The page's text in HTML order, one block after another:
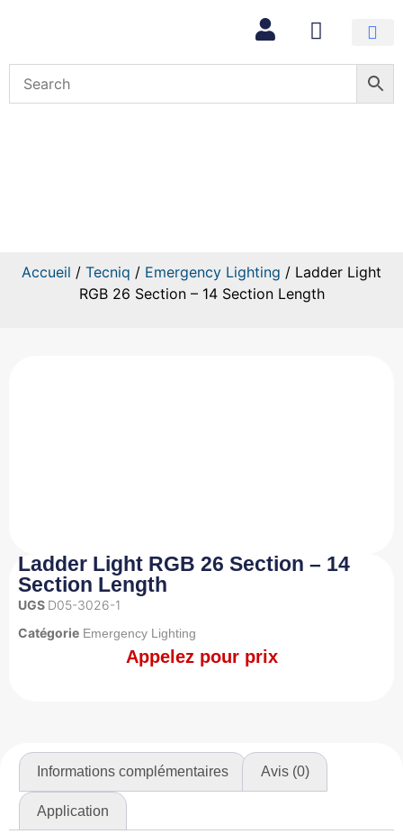
Accueil / Tecniq / Emergency Lighting / Ladder Light
RGB 26 Section – 14 Section Length
Ladder Light RGB 26 Section – 14
Section Length
UGS D05-3026-1
Catégorie Emergency Lighting
Appelez pour prix
Informations complémentaires Avis (0)
Application